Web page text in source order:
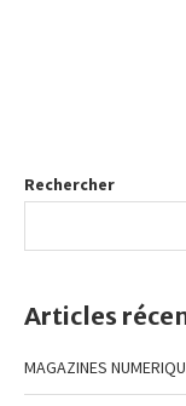
Rechercher
Articles
MAGAZINES